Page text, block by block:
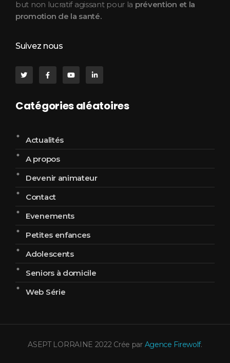
but non lucratif agissant pour la prévention et la
promotion de la santé.
Suivez nous
Catégories aléatoires
Actualités
A propos
Devenir animateur
Contact
Evenements
Petites enfances
Adolescents
Seniors à domicile
Web Série
ASEPT LORRAINE 2022 Crée par Agence Firewolf.